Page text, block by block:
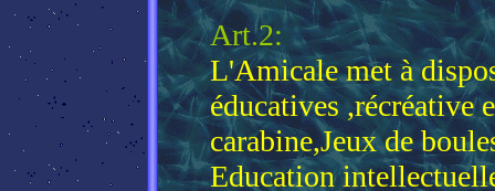
Art.2:
L'Amicale met à
éducatives ,récréative
carabine,Jeux de
Education